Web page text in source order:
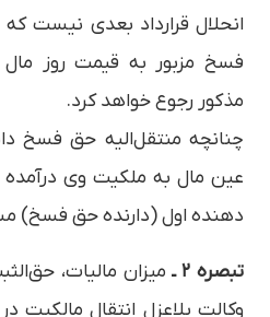
انحلال قرارداد بعدی نیست
فسخ مزبور به قیمت روز مال
مذکور رجوع خواهد کرد.
چنانچه منتقل‌الیه حق فسخ
عین مال به ملکیت وی درآمده
دهنده اول (دارنده حق فسخ)
تبصره ۲ ـ
میزان مالیات،
وکالت بلاعزل انتقال